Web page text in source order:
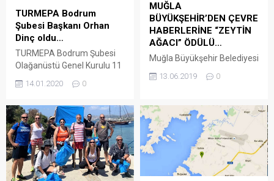
TURMEPA Bodrum
Şubesi Başkanı Orhan
Dinç oldu…
TURMEPA Bodrum Şubesi
Olağanüstü Genel Kurulu 11
8 yıldır TURMEPA Bodrum
Başkanlığı’nı yürüten Yaman
Olgaç’a teşekkür plaketinin
verildiği Genel Kurulda yeni
yönetim belirlendi. Aynı
zamanda İMEAK Deniz
Ticaret Odası Bodrum
14.01.2020 0
MUĞLA
BÜYÜKŞEHİR’DEN ÇEVRE
HABERLERİNE “ZEYTİN
AĞACI” ÖDÜLÜ…
Muğla Büyükşehir Belediyesi
etkinlikleri kapsamında
katkılardan dolayı
gazetecileri ‘Zeytin Ağacı
Çevre Ödülü’ ile ödüllendirdi.
İnsan, Çevre ve İklim
Değişikliği konulu söyleşi ile
Güven İslamoğlu’nu
13.06.2019 0